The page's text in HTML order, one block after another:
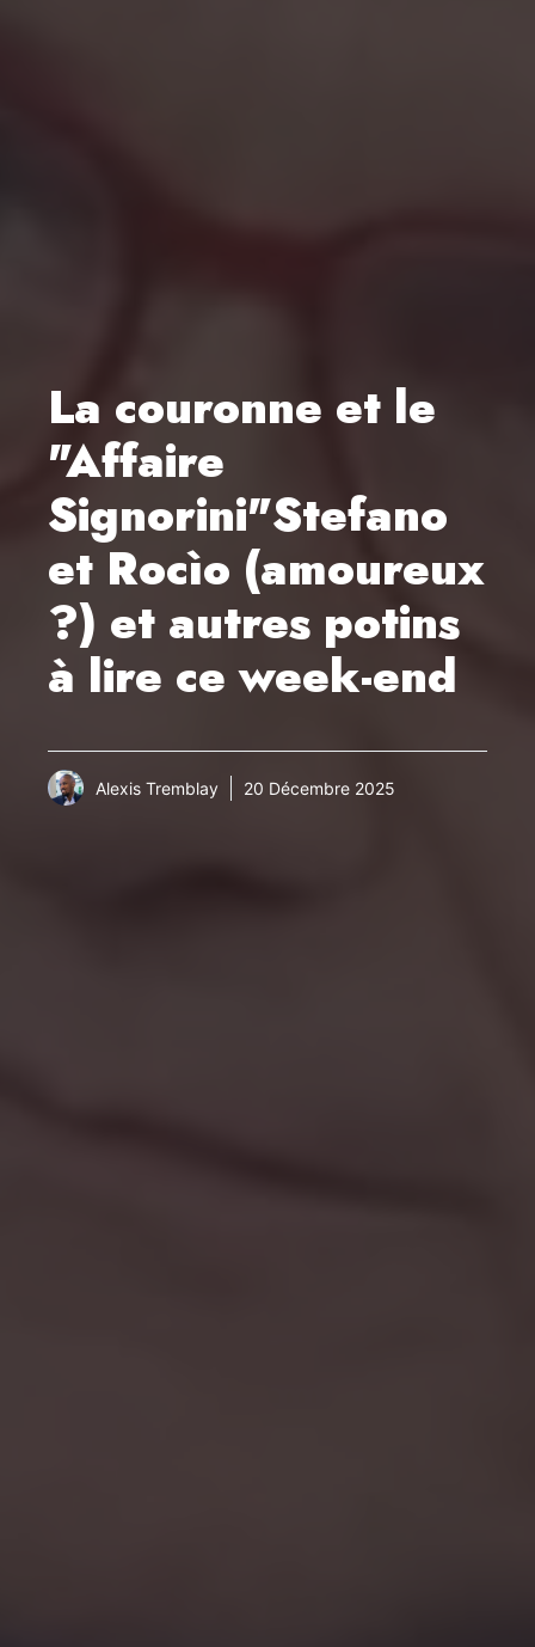
La couronne et le
"Affaire
Signorini"Stefano
et Rocìo (amoureux
?) et autres potins
à lire ce week-end
Alexis Tremblay 20 Décembre 2025